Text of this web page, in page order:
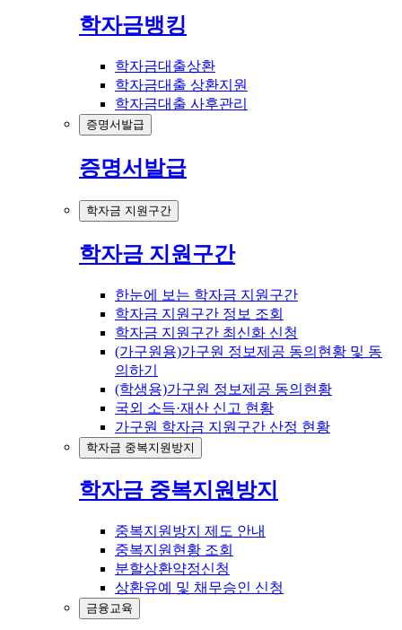
학자금뱅킹
학자금대출상환
학자금대출 상환지원
학자금대출 사후관리
증명서발급
증명서발급
학자금 지원구간
학자금 지원구간
한눈에 보는 학자금 지원구간
학자금 지원구간 정보 조회
학자금 지원구간 최신화 신청
(가구원용)가구원 정보제공 동의현황 및 동
의하기
(학생용)가구원 정보제공 동의현황
국외 소득·재산 신고 현황
가구원 학자금 지원구간 산정 현황
학자금 중복지원방지
학자금 중복지원방지
중복지원방지 제도 안내
중복지원현황 조회
분할상환약정신청
상환유예 및 채무승인 신청
금융교육